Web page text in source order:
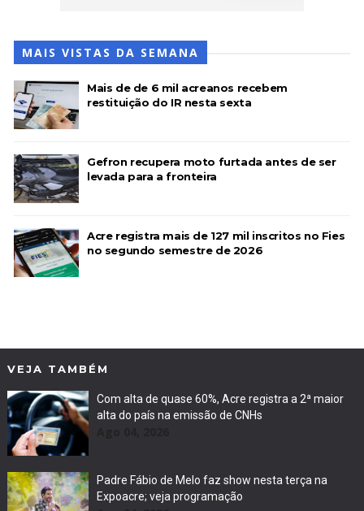
MAIS VISTAS DA SEMANA
Mais de de 6 mil acreanos recebem
restituição do IR nesta sexta
Gefron recupera moto furtada antes de ser
levada para a fronteira
Acre registra mais de 127 mil inscritos no Fies
no segundo semestre de 2026
VEJA TAMBÉM
Com alta de quase 60%, Acre registra a 2ª maior
alta do país na emissão de CNHs
Padre Fábio de Melo faz show nesta terça na
Expoacre; veja programação